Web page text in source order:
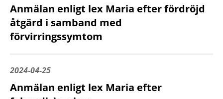
Anmälan enligt lex Maria efter fördröjd
åtgärd i samband med
förvirringssymtom
2024-04-25
Anmälan enligt lex Maria efter